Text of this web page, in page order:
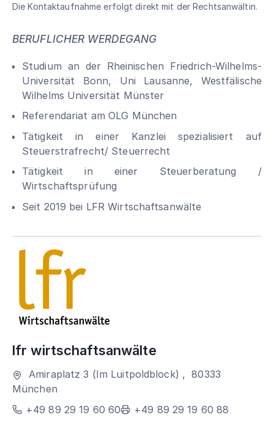
Die Kontaktaufnahme erfolgt direkt mit der Rechtsanwältin.
BERUFLICHER WERDEGANG
Studium an der Rheinischen Friedrich-Wilhelms-
Universität Bonn, Uni Lausanne, Westfälische
Wilhelms Universität Münster
Referendariat am OLG München
Tätigkeit in einer Kanzlei spezialisiert auf
Steuerstrafrecht/ Steuerrecht
Tätigkeit in einer Steuerberatung /
Wirtschaftsprüfung
Seit 2019 bei LFR Wirtschaftsanwälte
lfr wirtschaftsanwälte
Amiraplatz 3 (Im Luitpoldblock) ,80333
München
+49 89 29 19 60 60
+49 89 29 19 60 88